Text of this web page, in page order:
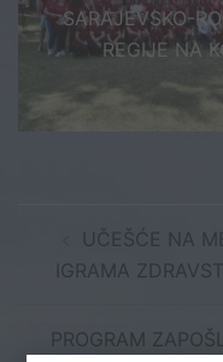
SARAJEVSKO-
REGIJE NA
navigation
UČEŠĆE NA
IGRAMA
PROGRAM